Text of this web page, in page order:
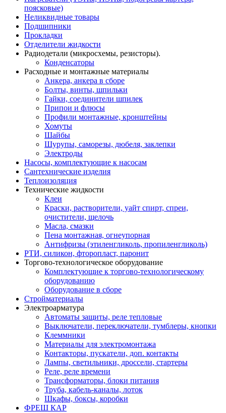
поясковые)
Неликвидные товары
Подшипники
Прокладки
Отделители жидкости
Радиодетали (микросхемы, резисторы).
Конденсаторы
Расходные и монтажные материалы
Анкера, анкера в сборе
Болты, винты, шпильки
Гайки, соединители шпилек
Припои и флюсы
Профили монтажные, кронштейны
Хомуты
Шайбы
Шурупы, саморезы, дюбеля, заклепки
Электроды
Насосы, комплектующие к насосам
Сантехнические изделия
Теплоизоляция
Технические жидкости
Клеи
Краски, растворители, уайт спирт, спреи,
очистители, щелочь
Масла, смазки
Пена монтажная, огнеупорная
Антифризы (этиленгликоль, пропиленгликоль)
РТИ, силикон, фторопласт, паронит
Торгово-технологическое оборудование
Комплектующие к торгово-технологическому
оборудованию
Оборудование в сборе
Стройматериалы
Электроарматура
Автоматы защиты, реле тепловые
Выключатели, переключатели, тумблеры, кнопки
Клеммники
Материалы для электромонтажа
Контакторы, пускатели, доп. контакты
Лампы, светильники, дроссели, стартеры
Реле, реле времени
Трансформаторы, блоки питания
Труба, кабель-каналы, лоток
Шкафы, боксы, коробки
ФРЕШ КАР